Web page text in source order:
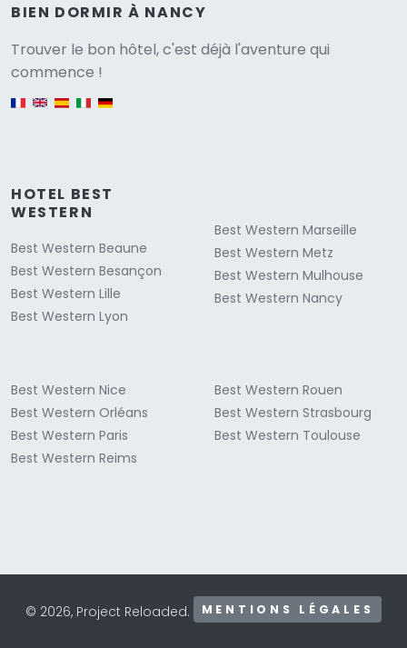
BIEN DORMIR À NANCY
Trouver le bon hôtel, c'est déjà l'aventure qui
commence !
HOTEL BEST
WESTERN
Best Western Beaune
Best Western Besançon
Best Western Lille
Best Western Lyon
Best Western Marseille
Best Western Metz
Best Western Mulhouse
Best Western Nancy
Best Western Nice
Best Western Orléans
Best Western Paris
Best Western Reims
Best Western Rouen
Best Western Strasbourg
Best Western Toulouse
© 2026, Project Reloaded. MENTIONS LÉGALES